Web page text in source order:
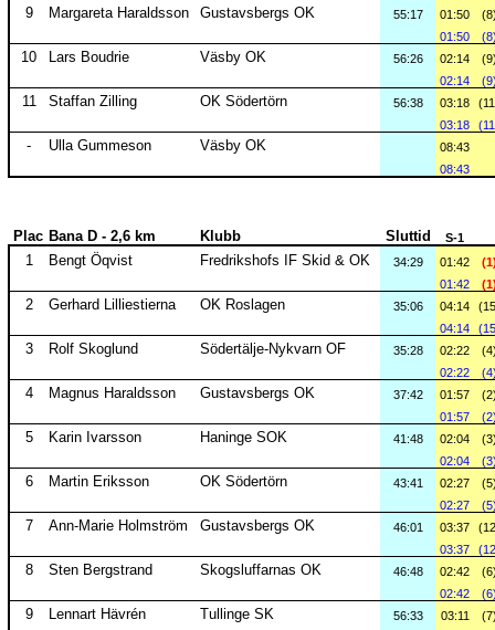
9 Margareta Haraldsson Gustavsbergs OK 55:17 01:50
01:50
10 Lars Boudrie Väsby OK 56:26 02:14
02:14
11 Staffan Zilling OK Södertörn 56:38 03:18
03:18
- Ulla Gummeson Väsby OK
08:43
08:43
Plac Bana D - 2,6 km Klubb Sluttid S-1
1 Bengt Öqvist Fredrikshofs IF Skid & OK 34:29 01:42
01:42
2 Gerhard Lilliestierna OK Roslagen 35:06 04:14
04:14
3 Rolf Skoglund Södertälje-Nykvarn OF 35:28 02:22
02:22
4 Magnus Haraldsson Gustavsbergs OK 37:42 01:57
01:57
5 Karin Ivarsson Haninge SOK 41:48 02:04
02:04
6 Martin Eriksson OK Södertörn 43:41 02:27
02:27
7 Ann-Marie Holmström Gustavsbergs OK 46:01 03:37
03:37
8 Sten Bergstrand Skogsluffarnas OK 46:48 02:42
02:42
9 Lennart Hävrén Tullinge SK 56:33 03:11